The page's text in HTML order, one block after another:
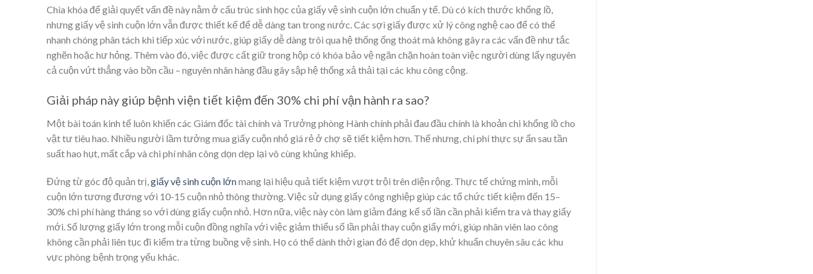
Chìa khóa để giải quyết vấn đề này nằm ở cấu trúc sinh học của giấy vệ sinh cuộn lớn chuẩn y tế. Dù có kích thước khổng lồ,
nhưng giấy vệ sinh cuộn lớn vẫn được thiết kế để dễ dàng tan trong nước. Các sợi giấy được xử lý công nghệ cao để có thể
nhanh chóng phân tách khi tiếp xúc với nước, giúp giấy dễ dàng trôi qua hệ thống ống thoát mà không gây ra các vấn đề như tắc
nghẽn hoặc hư hỏng. Thêm vào đó, việc được cất giữ trong hộp có khóa bảo vệ ngăn chặn hoàn toàn việc người dùng lấy nguyên
cả cuộn vứt thẳng vào bồn cầu – nguyên nhân hàng đầu gây sập hệ thống xả thải tại các khu công cộng.
Giải pháp này giúp bệnh viện tiết kiệm đến 30% chi phí vận hành ra sao?
Một bài toán kinh tế luôn khiến các Giám đốc tài chính và Trưởng phòng Hành chính phải đau đầu chính là khoản chi khổng lồ cho
vật tư tiêu hao. Nhiều người lầm tưởng mua giấy cuộn nhỏ giá rẻ ở chợ sẽ tiết kiệm hơn. Thế nhưng, chi phí thực sự ẩn sau tần
suất hao hụt, mất cắp và chi phí nhân công dọn dẹp lại vô cùng khủng khiếp.
Đứng từ góc độ quản trị, giấy vệ sinh cuộn lớnmang lại hiệu quả tiết kiệm vượt trội trên diện rộng. Thực tế chứng minh, mỗi
cuộn lớn tương đương với 10-15 cuộn nhỏ thông thường. Việc sử dụng giấy công nghiệp giúp các tổ chức tiết kiệm đến 15–
30% chi phí hàng tháng so với dùng giấy cuộn nhỏ. Hơn nữa, việc này còn làm giảm đáng kể số lần cần phải kiểm tra và thay giấy
mới. Số lượng giấy lớn trong mỗi cuộn đồng nghĩa với việc giảm thiểu số lần phải thay cuộn giấy mới, giúp nhân viên lao công
không cần phải liên tục đi kiểm tra từng buồng vệ sinh. Họ có thể dành thời gian đó để dọn dẹp, khử khuẩn chuyên sâu các khu
vực phòng bệnh trọng yếu khác.